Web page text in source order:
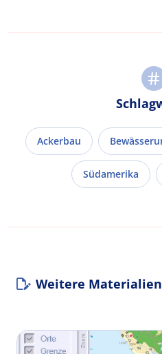
Ackerbau
Südamerika
Weitere Materialien